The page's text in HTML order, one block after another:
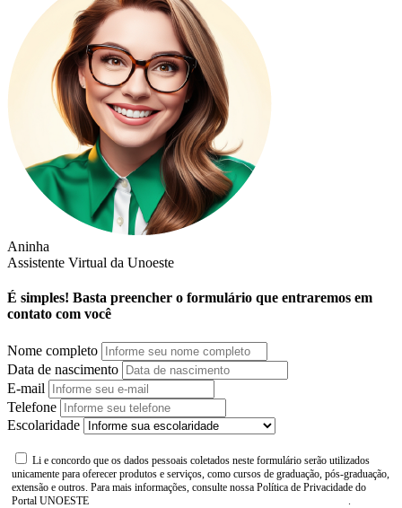
Aninha
Assistente Virtual da Unoeste
É simples! Basta preencher o formulário que entraremos em
contato com você
Nome completo
Data de nascimento
E-mail
Telefone
Escolaridade
Li e concordo que os dados pessoais coletados neste formulário serão utilizados
unicamente para oferecer produtos e serviços, como cursos de graduação, pós-graduação,
extensão e outros. Para mais informações, consulte nossa Política de Privacidade do
Portal UNOESTE